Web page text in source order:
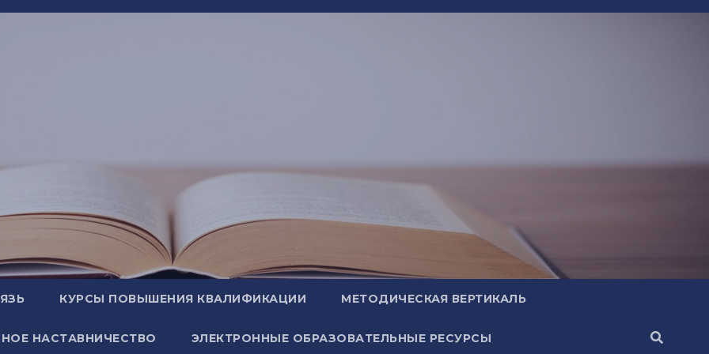
КУРСЫ ПОВЫШЕНИЯ КВАЛИФИКАЦИИ МЕТОДИЧЕСКАЯ ВЕРТИКАЛЬ
НАСТАВНИЧЕСТВО ЭЛЕКТРОННЫЕ ОБРАЗОВАТЕЛЬНЫЕ РЕСУРСЫ